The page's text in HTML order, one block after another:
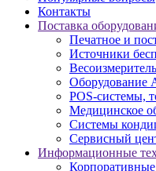
Контакты
Поставка
Печатное и
Источники
POS-системы,
Медицинское
Системы
Сервисный
Информационные